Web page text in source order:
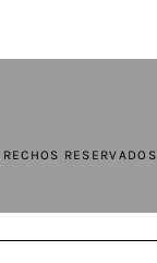
RESERVADOS